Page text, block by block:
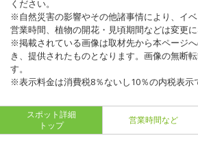
ください。
※自然災害の影響やその他諸事情により、イ
営業時間、植物の開花・見頃期間などは変更に
※掲載されている画像は取材先から本ページ
き、提供されたものとなります。画像の無断
す。
※表示料金は消費税8％ないし10％の内税表示
スポット詳細
トップ
営業時間など